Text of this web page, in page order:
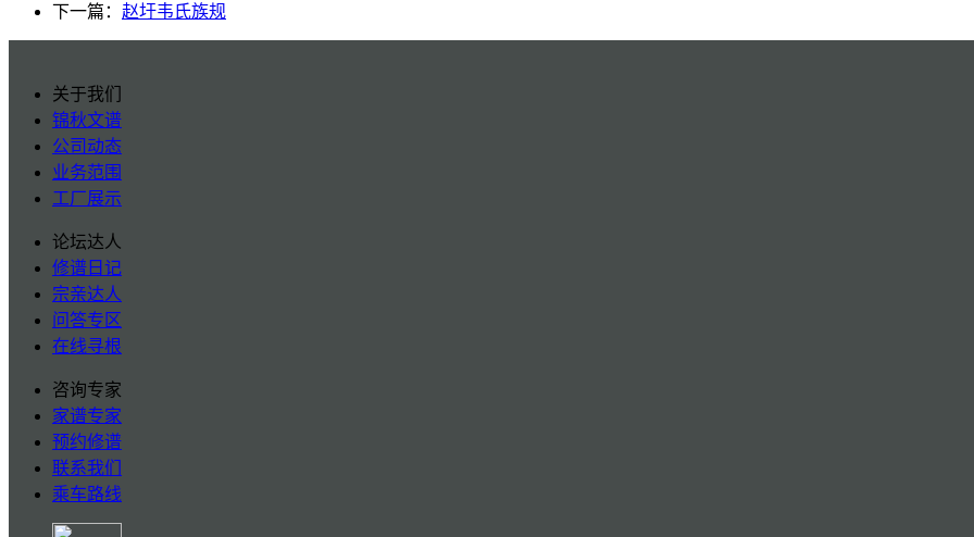
下一篇： 赵圩韦氏族规
关于我们
锦秋文谱
公司动态
业务范围
工厂展示
论坛达人
修谱日记
宗亲达人
问答专区
在线寻根
咨询专家
家谱专家
预约修谱
联系我们
乘车路线